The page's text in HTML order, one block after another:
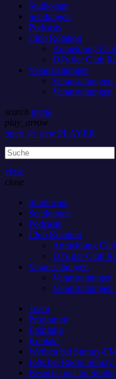
Studiocam
Sendungen
Podcasts
Club Rotation
Anmeldung
DJ’s der Club
Veranstaltungen
Veranstaltungen
Veranstaltungen
search menu
play_arrow
open_in_new PLAYER
close
close
Studiocam
Sendungen
Podcasts
Club Rotation
Anmeldung
DJ’s der Club
Veranstaltungen
Veranstaltungen
Veranstaltungen
Team
Programm
Empfang
Kontakt
Werben bei Sunray-
Jobs bei Radio
Besuche uns im Studio